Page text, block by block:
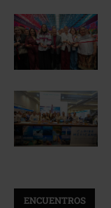
ENCUENTROS